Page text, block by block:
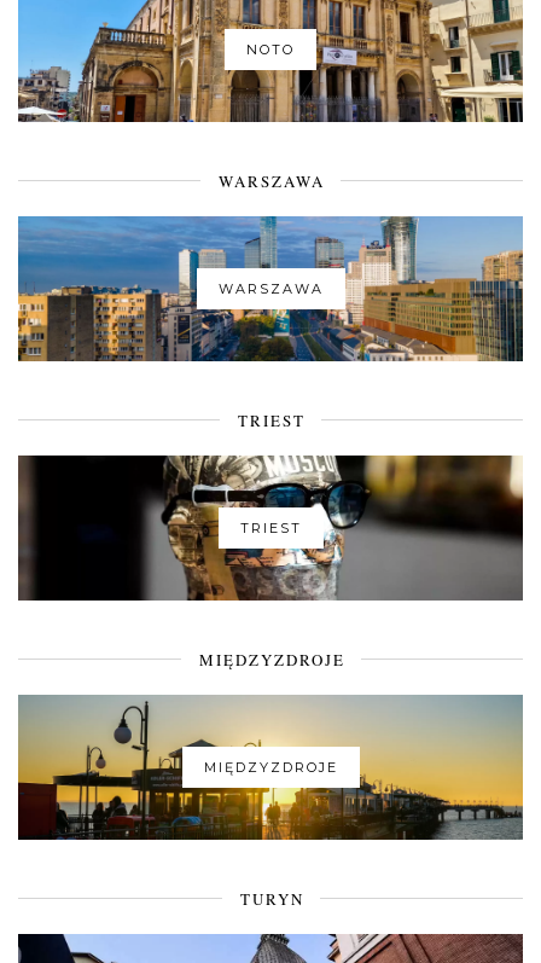
NOTO
WARSZAWA
WARSZAWA
TRIEST
TRIEST
MIĘDZYZDROJE
MIĘDZYZDROJE
TURYN